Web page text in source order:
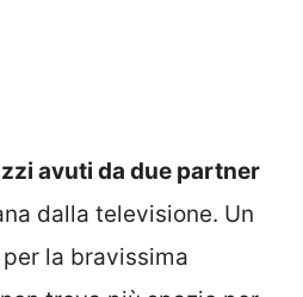
avuti da due partner
dalla televisione. Un
la bravissima